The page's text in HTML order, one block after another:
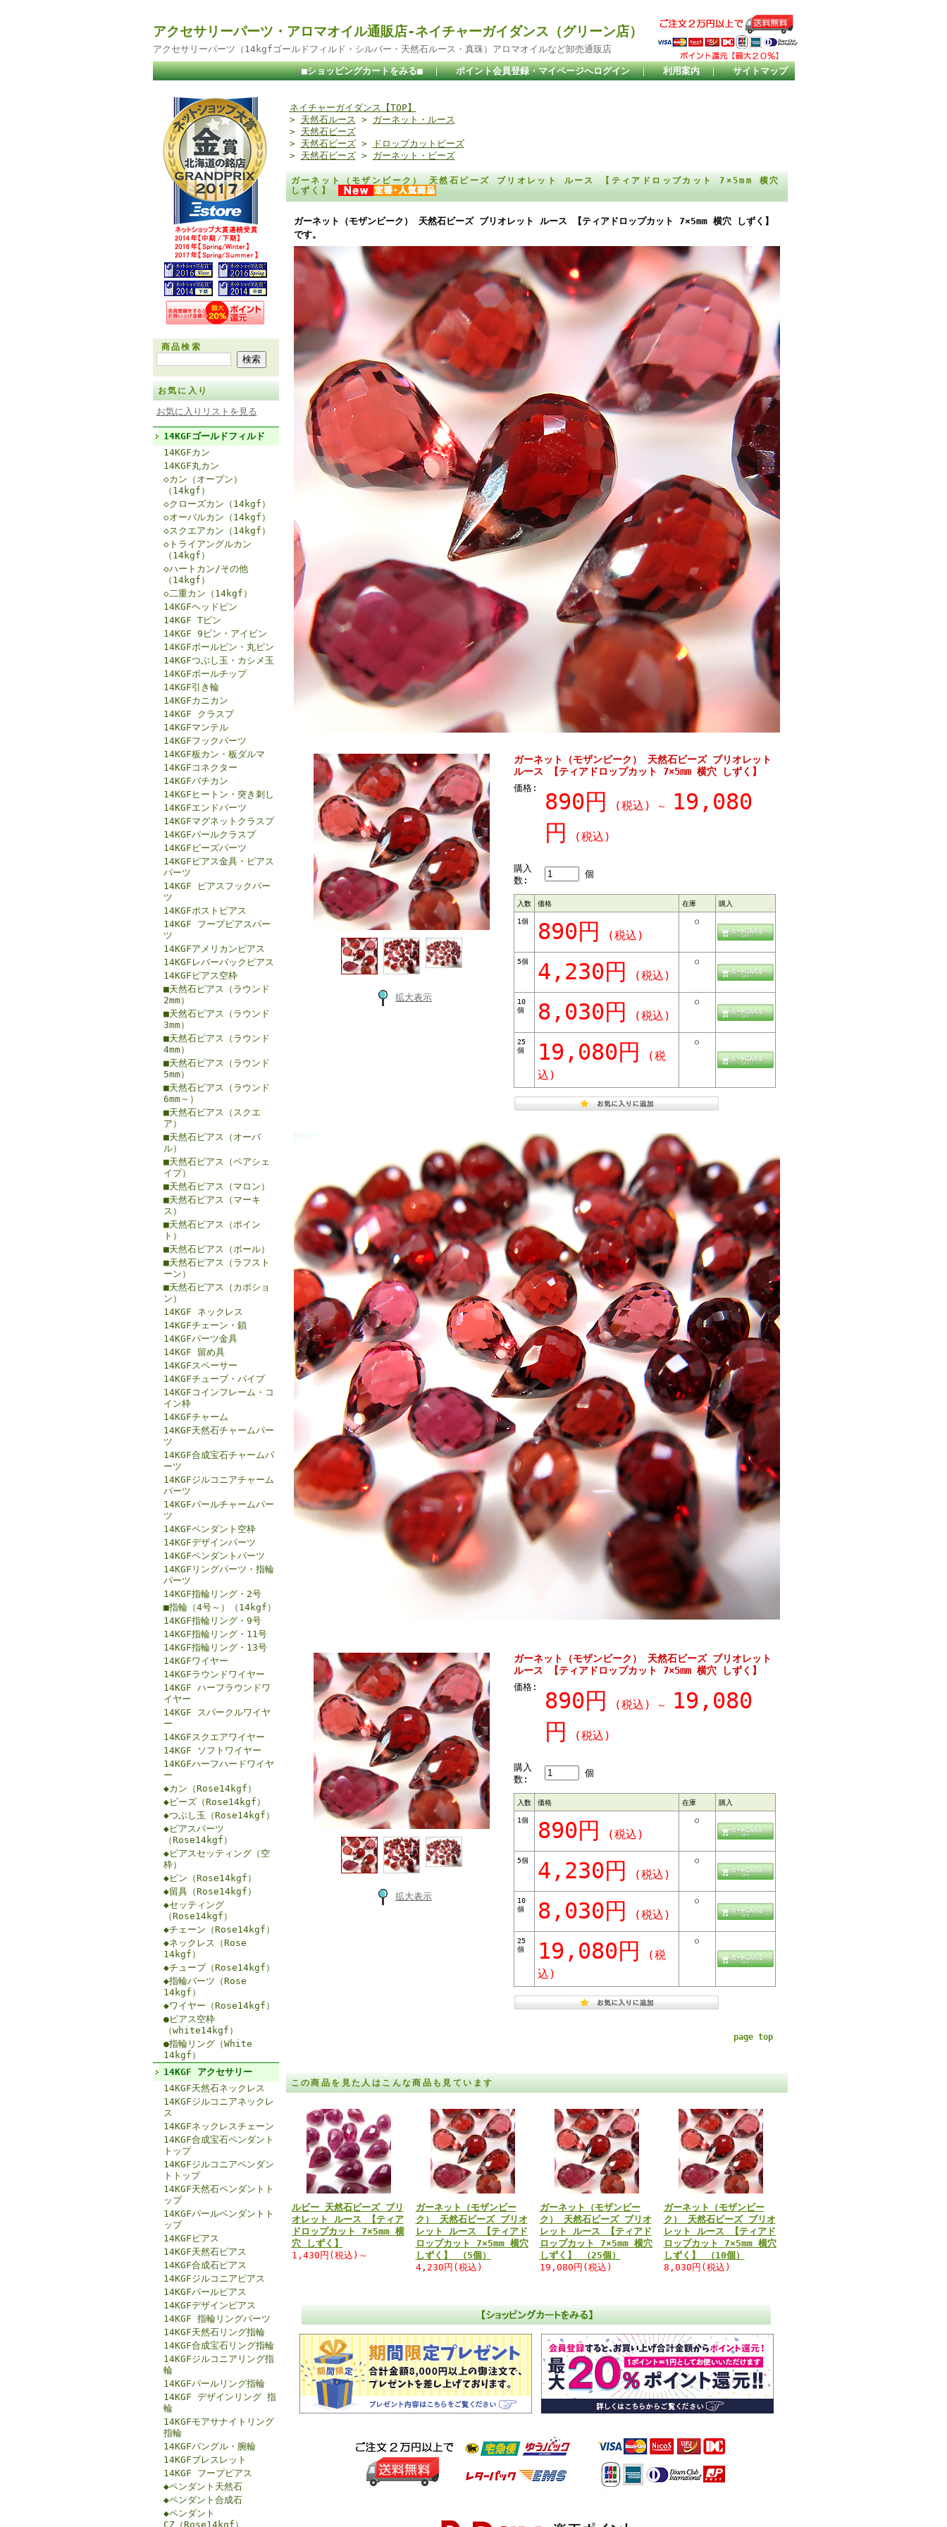
アクセサリーパーツ・アロマオイル通販店-ネイチャーガイダンス（グリーン店）
アクセサリーパーツ（14kgfゴールドフィルド・シルバー・天然石ルース・真珠）アロマオイルなど卸売通販店
■ショッピングカートをみる■ ｜ ポイント会員登録・マイページへログイン ｜ 利用案内 ｜ サイトマップ
商品検索
お気に入り
お気に入りリストを見る
14KGFゴールドフィルド
14KGFカン
14KGF丸カン
◇カン（オープン）
（14kgf）
◇クローズカン（14kgf）
◇オーバルカン（14kgf）
◇スクエアカン（14kgf）
◇トライアングルカン
（14kgf）
◇ハートカン/その他
（14kgf）
◇二重カン（14kgf）
14KGFヘッドピン
14KGF Tピン
14KGF 9ピン・アイピン
14KGFボールピン・丸ピン
14KGFつぶし玉・カシメ玉
14KGFボールチップ
14KGF引き輪
14KGFカニカン
14KGF クラスプ
14KGFマンテル
14KGFフックパーツ
14KGF板カン・板ダルマ
14KGFコネクター
14KGFバチカン
14KGFヒートン・突き刺し
14KGFエンドパーツ
14KGFマグネットクラスプ
14KGFパールクラスプ
14KGFビーズパーツ
14KGFピアス金具・ピアス
パーツ
14KGF ピアスフックパー
ツ
14KGFポストピアス
14KGF フープピアスパー
ツ
14KGFアメリカンピアス
14KGFレバーバックピアス
14KGFピアス空枠
■天然石ピアス（ラウンド
2mm）
■天然石ピアス（ラウンド
3mm）
■天然石ピアス（ラウンド
4mm）
■天然石ピアス（ラウンド
5mm）
■天然石ピアス（ラウンド
6mm～）
■天然石ピアス（スクエ
ア）
■天然石ピアス（オーバ
ル）
■天然石ピアス（ペアシェ
イプ）
■天然石ピアス（マロン）
■天然石ピアス（マーキ
ス）
■天然石ピアス（ポイン
ト）
■天然石ピアス（ボール）
■天然石ピアス（ラフスト
ーン）
■天然石ピアス（カボショ
ン）
14KGF ネックレス
14KGFチェーン・鎖
14KGFパーツ金具
14KGF 留め具
14KGFスペーサー
14KGFチューブ・パイプ
14KGFコインフレーム・コ
イン枠
14KGFチャーム
14KGF天然石チャームパー
ツ
14KGF合成宝石チャームパ
ーツ
14KGFジルコニアチャーム
パーツ
14KGFパールチャームパー
ツ
14KGFペンダント空枠
14KGFデザインパーツ
14KGFペンダントパーツ
14KGFリングパーツ・指輪
パーツ
14KGF指輪リング・2号
■指輪（4号～）（14kgf）
14KGF指輪リング・9号
14KGF指輪リング・11号
14KGF指輪リング・13号
14KGFワイヤー
14KGFラウンドワイヤー
14KGF ハーフラウンドワ
イヤー
14KGF スパークルワイヤ
ー
14KGFスクエアワイヤー
14KGF ソフトワイヤー
14KGFハーフハードワイヤ
ー
◆カン（Rose14kgf）
◆ビーズ（Rose14kgf）
◆つぶし玉（Rose14kgf）
◆ピアスパーツ
（Rose14kgf）
◆ピアスセッティング（空
枠）
◆ピン（Rose14kgf）
◆留具（Rose14kgf）
◆セッティング
（Rose14kgf）
◆チェーン（Rose14kgf）
◆ネックレス（Rose
14kgf）
◆チューブ（Rose14kgf）
◆指輪パーツ（Rose
14kgf）
◆ワイヤー（Rose14kgf）
●ピアス空枠
（white14kgf）
●指輪リング（White
14kgf）
14KGF アクセサリー
14KGF天然石ネックレス
14KGFジルコニアネックレ
ス
14KGFネックレスチェーン
14KGF合成宝石ペンダント
トップ
14KGFジルコニアペンダン
トトップ
14KGF天然石ペンダントト
ップ
14KGFパールペンダントト
ップ
14KGFピアス
14KGF天然石ピアス
14KGF合成石ピアス
14KGFジルコニアピアス
14KGFパールピアス
14KGFデザインピアス
14KGF 指輪リングパーツ
14KGF天然石リング指輪
14KGF合成宝石リング指輪
14KGFジルコニアリング指
輪
14KGFパールリング指輪
14KGF デザインリング 指
輪
14KGFモアサナイトリング
指輪
14KGFバングル・腕輪
14KGFブレスレット
14KGF フープピアス
◆ペンダント天然石
◆ペンダント合成石
◆ペンダント
CZ（Rose14kgf）
ネイチャーガイダンス【TOP】
> 天然石ルース > ガーネット・ルース
> 天然石ビーズ
> 天然石ビーズ>
ドロップカットビーズ
> 天然石ビーズ> ガーネット・ビーズ
ガーネット（モザンビーク） 天然石ビーズ ブリオレット ルース 【ティアドロップカット 7×5mm 横穴
しずく】
ガーネット（モザンビーク） 天然石ビーズ ブリオレット ルース 【ティアドロップカット 7×5mm 横穴 しずく】
です。
拡大表示
ガーネット（モザンビーク） 天然石ビーズ ブリオレット
ルース 【ティアドロップカット 7×5mm 横穴 しずく】
価格:
890円 (税込) ～
19,080
円
(税込)
購入
数:
個
入数 価格 在庫 購入
1個 890円 (税込)
○
5個 4,230円 (税込)
○
10
個
8,030円 (税込)
○
25
個
19,080円
(税
込)
○
拡大表示
ガーネット（モザンビーク） 天然石ビーズ ブリオレット
ルース 【ティアドロップカット 7×5mm 横穴 しずく】
価格:
890円 (税込) ～
19,080
円
(税込)
購入
数:
個
入数 価格 在庫 購入
1個 890円 (税込)
○
5個 4,230円 (税込)
○
10
個
8,030円 (税込)
○
25
個
19,080円
(税
込)
○
page top
この商品を見た人はこんな商品も見ています
ルビー 天然石ビーズ ブリ
オレット ルース 【ティア
ドロップカット 7×5mm 横
穴 しずく】
1,430円(税込)～
ガーネット（モザンビー
ク） 天然石ビーズ ブリオ
レット ルース 【ティアド
ロップカット 7×5mm 横穴
しずく】 （5個）
4,230円(税込)
ガーネット（モザンビー
ク） 天然石ビーズ ブリオ
レット ルース 【ティアド
ロップカット 7×5mm 横穴
しずく】 （25個）
19,080円(税込)
ガーネット（モザンビー
ク） 天然石ビーズ ブリオ
レット ルース 【ティアド
ロップカット 7×5mm 横穴
しずく】 （10個）
8,030円(税込)